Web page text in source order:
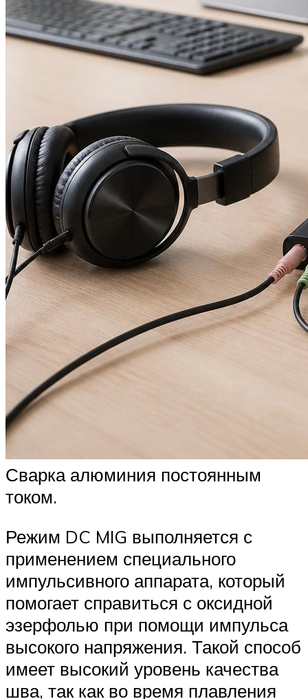
Сварка алюминия постоянным
током.
Режим DC MIG выполняется с
применением специального
импульсивного аппарата, который
помогает справиться с оксидной
эзерфолью при помощи импульса
высокого напряжения. Такой способ
имеет высокий уровень качества
шва, так как во время плавления